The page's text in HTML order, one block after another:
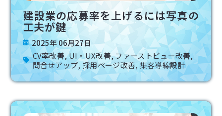
建設業の応募率を上げるには写真の
工夫が鍵
2025年 06月27日
CV率改善,UI・UX改善,ファーストビュー改善,
問合せアップ,採用ページ改善,集客導線設計